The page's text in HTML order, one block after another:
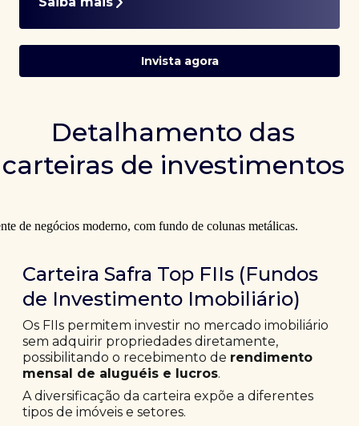
Invista agora
Detalhamento das
carteiras de investimentos
Carteira Safra Top FIIs (Fundos
de Investimento Imobiliário)
Os FIIs permitem investir no mercado imobiliário
sem adquirir propriedades diretamente,
possibilitando o recebimento de rendimento
mensal de aluguéis e lucros.
A diversificação da carteira expõe a diferentes
tipos de imóveis e setores.